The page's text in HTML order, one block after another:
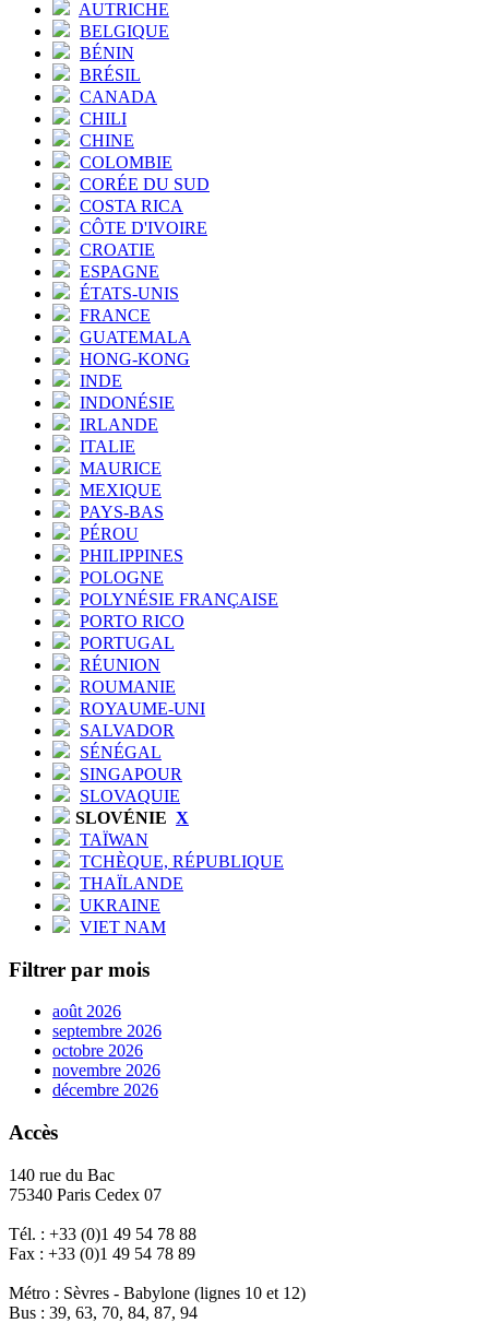
AUTRICHE
BELGIQUE
BÉNIN
BRÉSIL
CANADA
CHILI
CHINE
COLOMBIE
CORÉE DU SUD
COSTA RICA
CÔTE D'IVOIRE
CROATIE
ESPAGNE
ÉTATS-UNIS
FRANCE
GUATEMALA
HONG-KONG
INDE
INDONÉSIE
IRLANDE
ITALIE
MAURICE
MEXIQUE
PAYS-BAS
PÉROU
PHILIPPINES
POLOGNE
POLYNÉSIE FRANÇAISE
PORTO RICO
PORTUGAL
RÉUNION
ROUMANIE
ROYAUME-UNI
SALVADOR
SÉNÉGAL
SINGAPOUR
SLOVAQUIE
SLOVÉNIE X
TAÏWAN
TCHÈQUE, RÉPUBLIQUE
THAÏLANDE
UKRAINE
VIET NAM
Filtrer par mois
août 2026
septembre 2026
octobre 2026
novembre 2026
décembre 2026
Accès
140 rue du Bac
75340 Paris Cedex 07
Tél. : +33 (0)1 49 54 78 88
Fax : +33 (0)1 49 54 78 89
Métro : Sèvres - Babylone (lignes 10 et 12)
Bus : 39, 63, 70, 84, 87, 94